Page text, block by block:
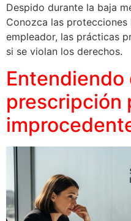
Despido durante la baja
Conozca las
empleador, las prácticas
si se violan los derechos.
Entendiendo
prescripción